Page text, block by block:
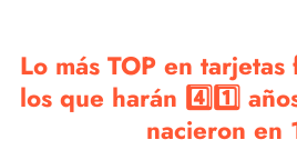
Lo más TOP en
los que harán 4️⃣1️⃣
nacieron en